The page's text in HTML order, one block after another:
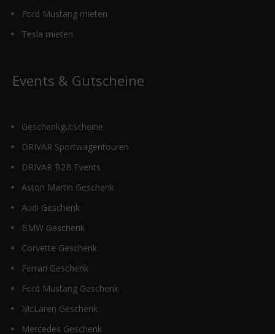
Ford Mustang mieten
Tesla mieten
Events & Gutscheine
Geschenkgutscheine
DRIVAR Sportwagentouren
DRIVAR B2B Events
Aston Martin Geschenk
Audi Geschenk
BMW Geschenk
Corvette Geschenk
Ferrari Geschenk
Ford Mustang Geschenk
McLaren Geschenk
Mercedes Geschenk